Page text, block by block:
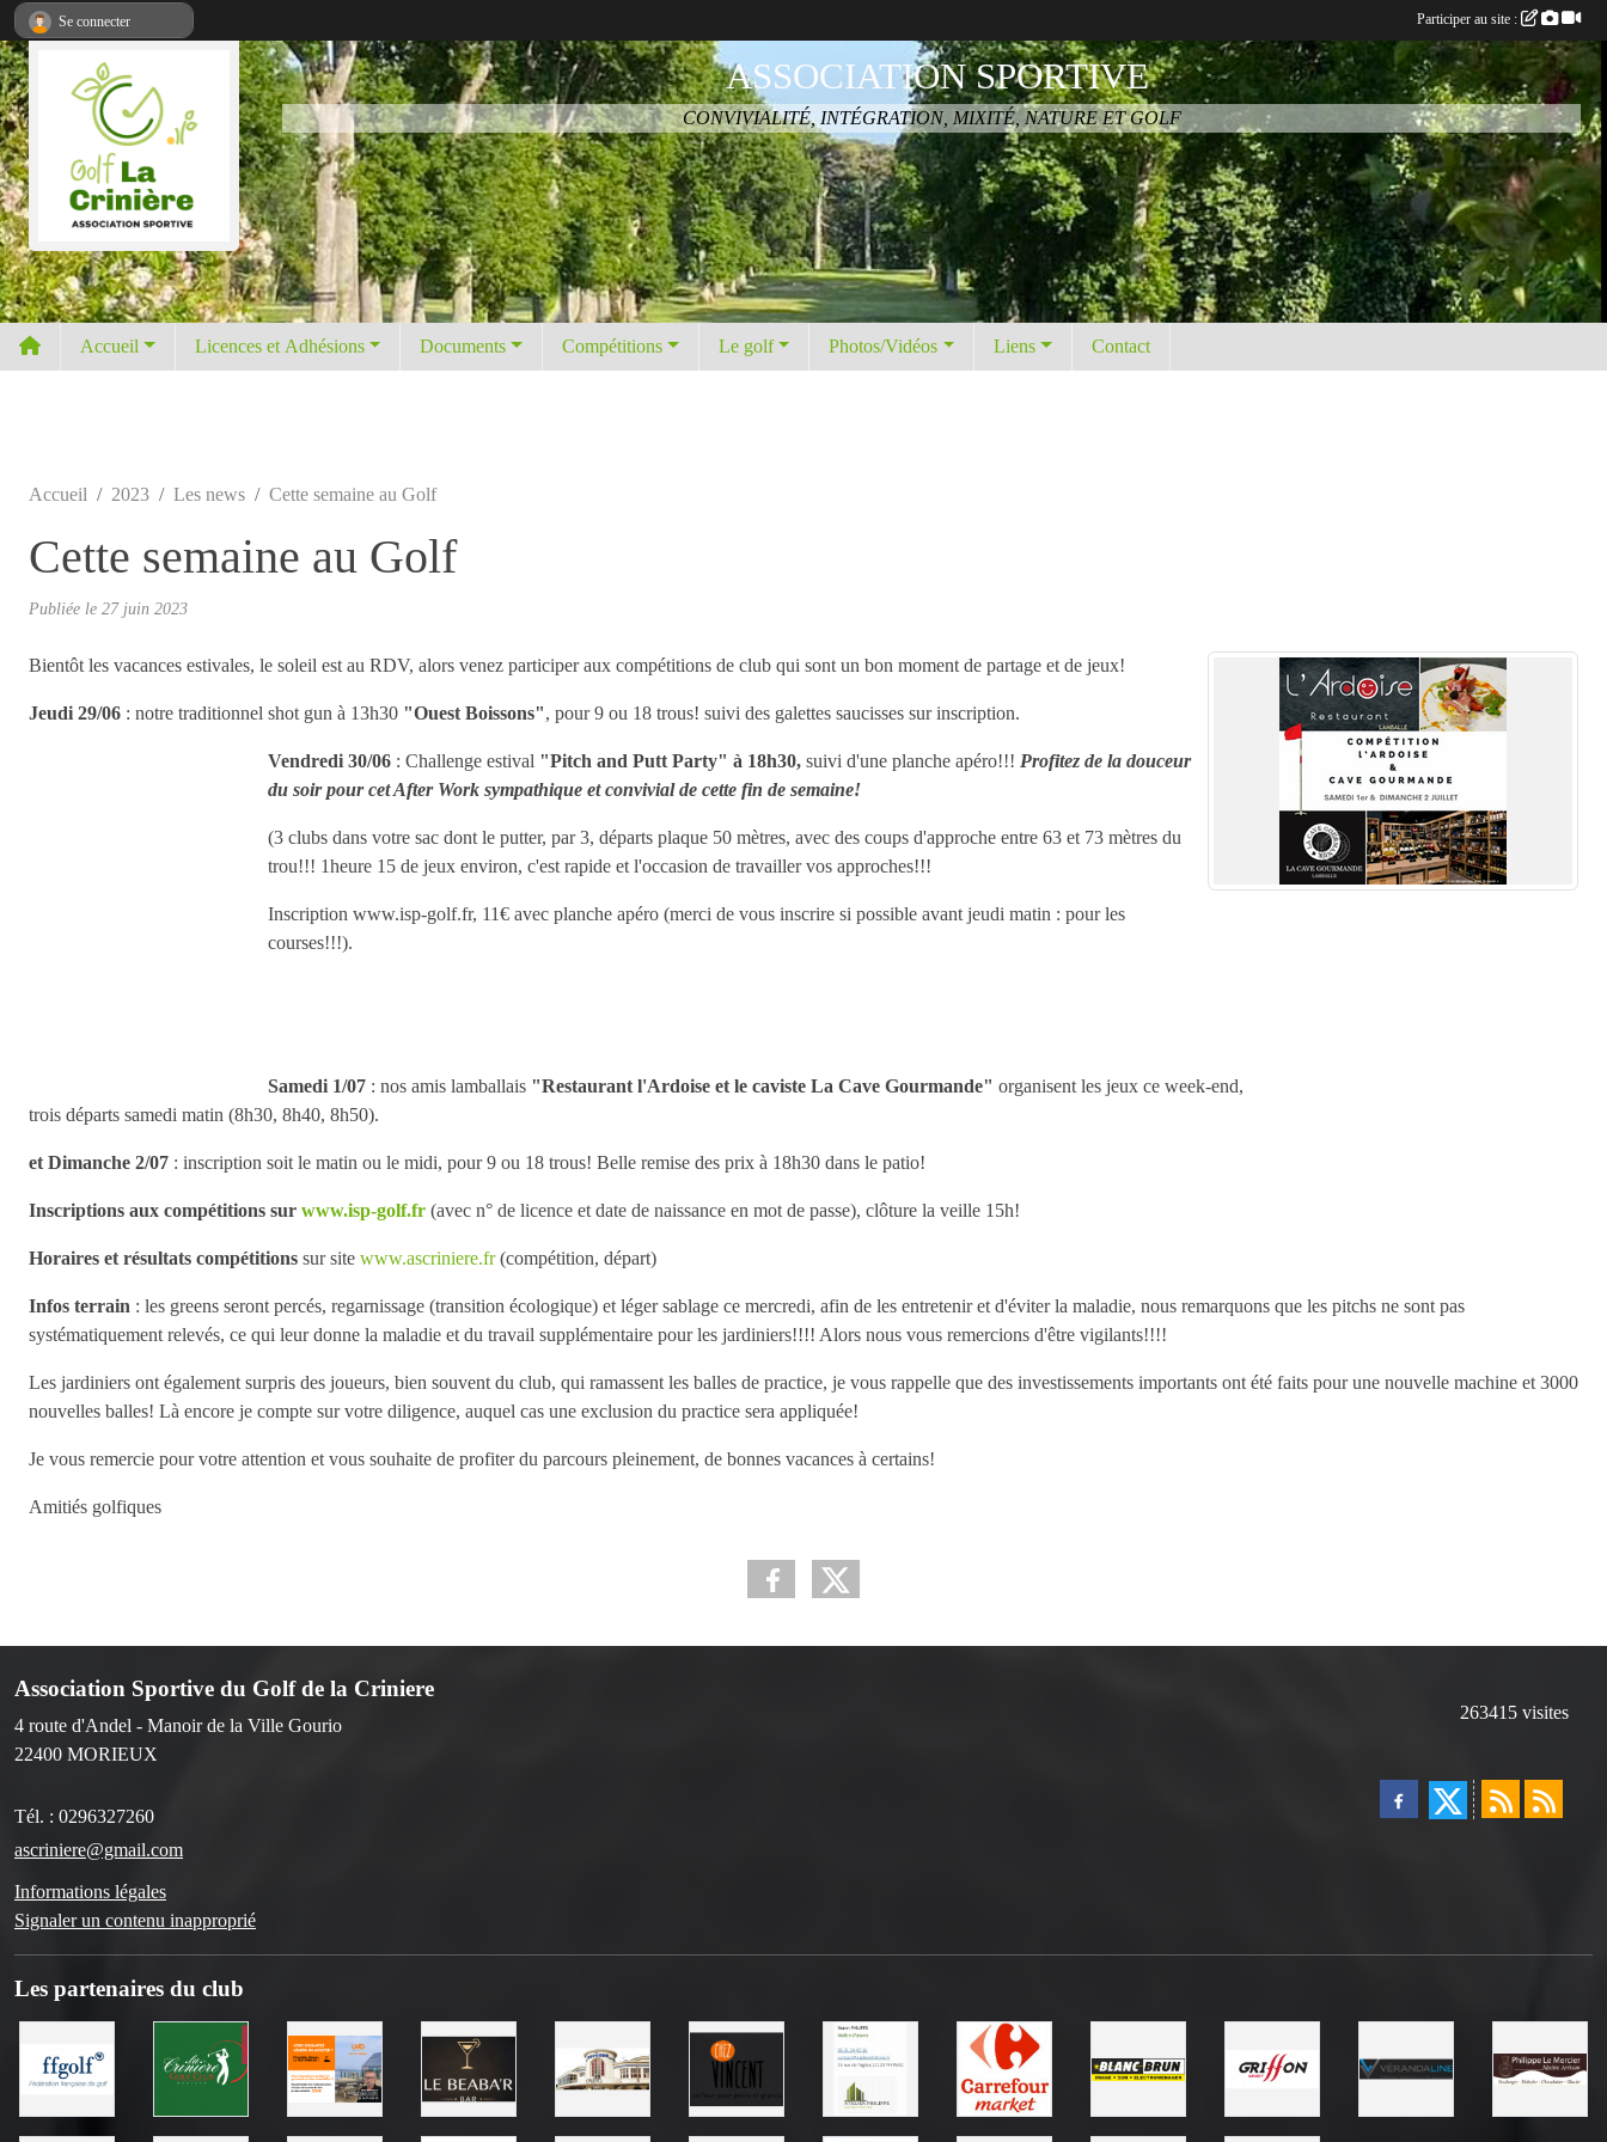
ASSOCIATION SPORTIVE
CONVIVIALITÉ, INTÉGRATION, MIXITÉ, NATURE ET GOLF
Accueil Licences et Adhésions Documents Compétitions Le golf Photos/Vidéos Liens Contact
Accueil 2023 Les news Cette semaine au Golf
Cette semaine au Golf
Publiée le 27 juin 2023
Bientôt les vacances estivales, le soleil est au RDV, alors venez participer aux compétitions de club qui sont un bon moment de partage et de jeux!
Jeudi 29/06 : notre traditionnel shot gun à 13h30 "Ouest Boissons", pour 9 ou 18 trous! suivi des galettes saucisses sur inscription.
Vendredi 30/06 : Challenge estival "Pitch and Putt Party" à 18h30, suivi d'une planche apéro!!! Profitez de la douceur
du soir pour cet After Work sympathique et convivial de cette fin de semaine!
(3 clubs dans votre sac dont le putter, par 3, départs plaque 50 mètres, avec des coups d'approche entre 63 et 73 mètres du
trou!!! 1heure 15 de jeux environ, c'est rapide et l'occasion de travailler vos approches!!!
Inscription www.isp-golf.fr, 11€ avec planche apéro (merci de vous inscrire si possible avant jeudi matin : pour les
courses!!!).
Samedi 1/07 : nos amis lamballais "Restaurant l'Ardoise et le caviste La Cave Gourmande" organisent les jeux ce week-end,
trois départs samedi matin (8h30, 8h40, 8h50).
et Dimanche 2/07 : inscription soit le matin ou le midi, pour 9 ou 18 trous! Belle remise des prix à 18h30 dans le patio!
Inscriptions aux compétitions sur www.isp-golf.fr (avec n° de licence et date de naissance en mot de passe), clôture la veille 15h!
Horaires et résultats compétitions sur site www.ascriniere.fr(compétition, départ)
Infos terrain : les greens seront percés, regarnissage (transition écologique) et léger sablage ce mercredi, afin de les entretenir et d'éviter la maladie, nous remarquons que les pitchs ne sont pas
systématiquement relevés, ce qui leur donne la maladie et du travail supplémentaire pour les jardiniers!!!! Alors nous vous remercions d'être vigilants!!!!
Les jardiniers ont également surpris des joueurs, bien souvent du club, qui ramassent les balles de practice, je vous rappelle que des investissements importants ont été faits pour une nouvelle machine et 3000
nouvelles balles! Là encore je compte sur votre diligence, auquel cas une exclusion du practice sera appliquée!
Je vous remercie pour votre attention et vous souhaite de profiter du parcours pleinement, de bonnes vacances à certains!
Amitiés golfiques
Association Sportive du Golf de la Criniere
4 route d'Andel - Manoir de la Ville Gourio
22400 MORIEUX
Tél. : 0296327260
ascriniere@gmail.com
Informations légales
Signaler un contenu inapproprié
263415 visites
Les partenaires du club
Se connecter Participer au site :
Panneau de gestion des cookies